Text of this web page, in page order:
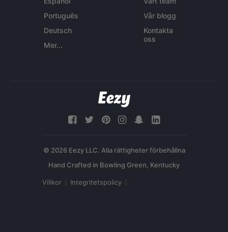
Português
Deutsch
Mer...
Vår blogg
Kontakta
oss
© 2026 Eezy LLC. Alla rättigheter förbehållna
Villkor Integritetspolicy